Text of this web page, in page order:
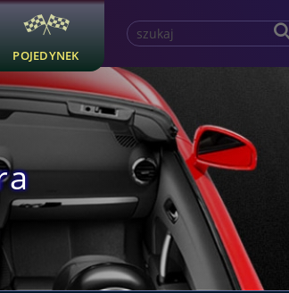
POJEDYNEK